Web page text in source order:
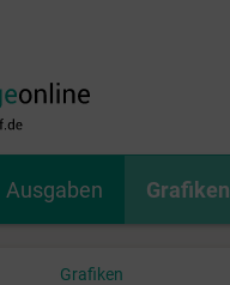
Ausgaben Grafiken
Grafiken